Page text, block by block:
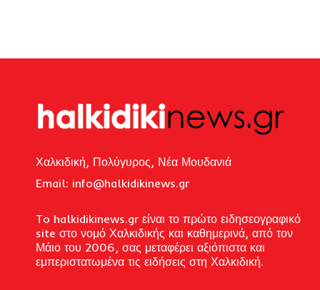
Χαλκιδική, Πολύγυρος, Νέα Μουδανιά
Email: info@halkidikinews.gr
To halkidikinews.gr είναι το πρώτο ειδησεογραφικό
site στο νομό Χαλκιδικής και καθημερινά, από τον
Μάιο του 2006, σας μεταφέρει αξιόπιστα και
εμπεριστατωμένα τις ειδήσεις στη Χαλκιδική.